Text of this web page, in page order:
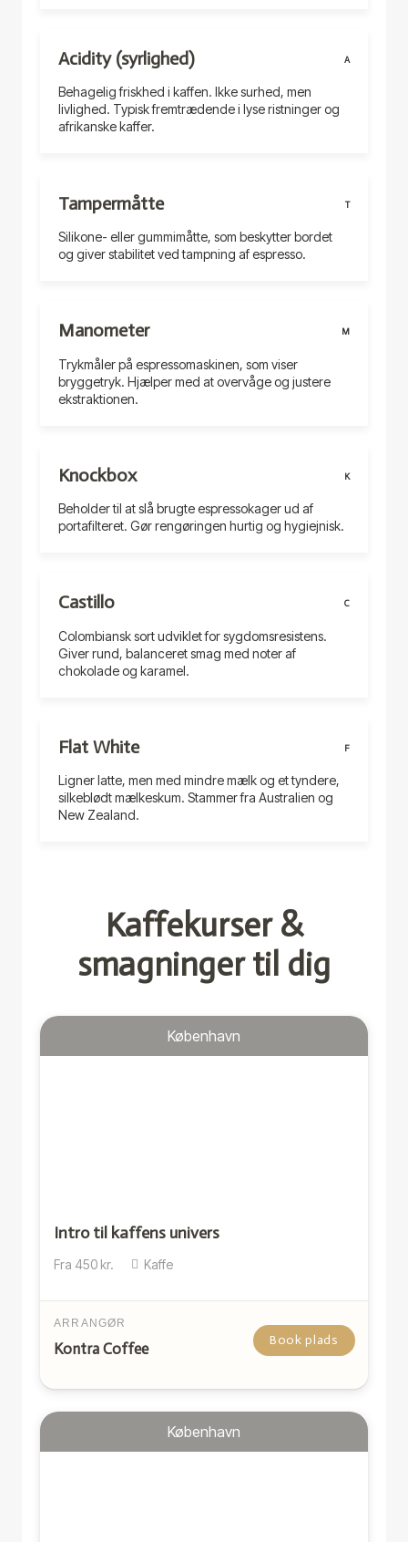
Acidity (syrlighed) A
Behagelig friskhed i kaffen. Ikke surhed, men
livlighed. Typisk fremtrædende i lyse ristninger og
afrikanske kaffer.
Tampermåtte T
Silikone- eller gummimåtte, som beskytter bordet
og giver stabilitet ved tampning af espresso.
Manometer M
Trykmåler på espressomaskinen, som viser
bryggetryk. Hjælper med at overvåge og justere
ekstraktionen.
Knockbox K
Beholder til at slå brugte espressokager ud af
portafilteret. Gør rengøringen hurtig og hygiejnisk.
Castillo C
Colombiansk sort udviklet for sygdomsresistens.
Giver rund, balanceret smag med noter af
chokolade og karamel.
Flat White F
Ligner latte, men med mindre mælk og et tyndere,
silkeblødt mælkeskum. Stammer fra Australien og
New Zealand.
Kaffekurser &
smagninger til dig
København
Intro til kaffens univers
Fra 450 kr. Kaffe
ARRANGØR
Kontra Coffee Book plads
København